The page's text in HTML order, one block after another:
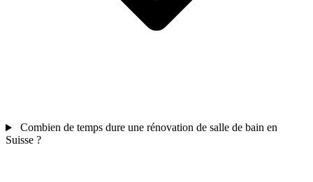
Combien de temps dure une rénovation de salle de bain en
Suisse ?